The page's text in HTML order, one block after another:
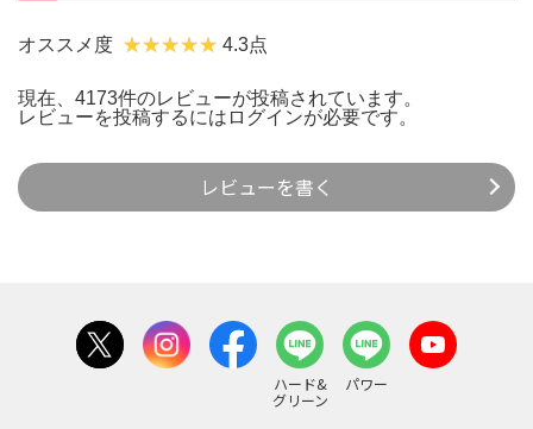
オススメ度 4.3点
現在、4173件のレビューが投稿されています。
レビューを投稿するには ログインが必要です。
レビューを書く
ハード&
グリーン
パワー